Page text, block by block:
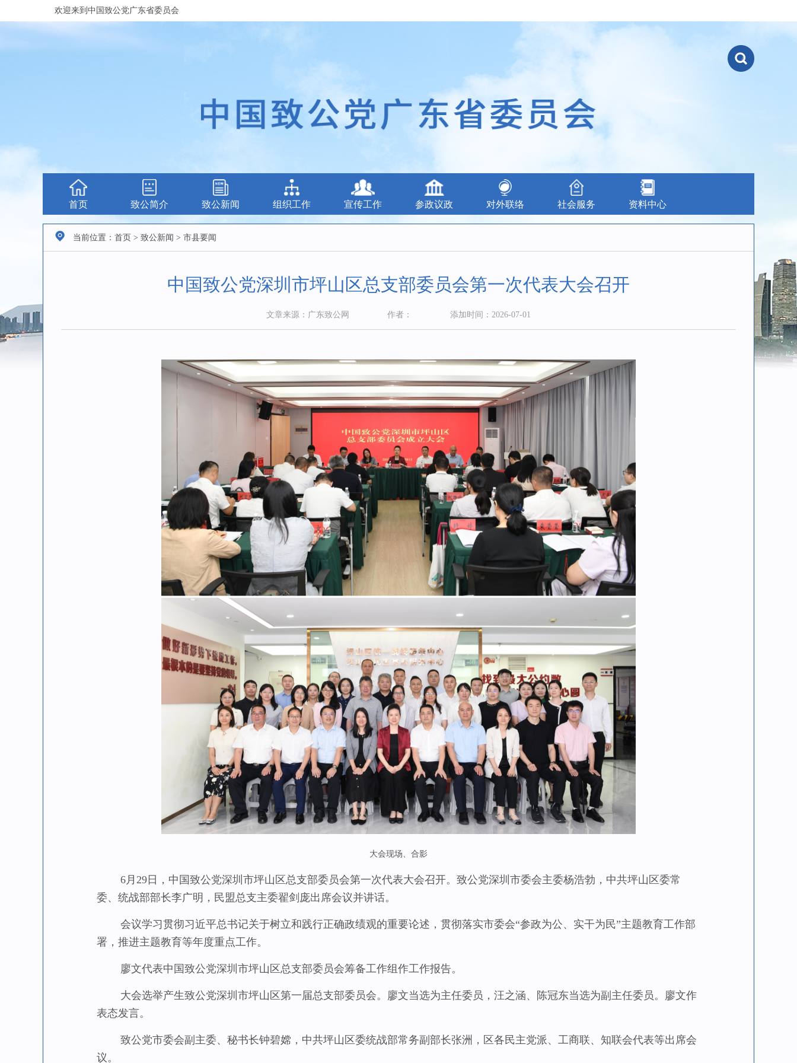
欢迎来到中国致公党广东省委员会
首页 致公简介 致公新闻 组织工作 宣传工作 参政议政 对外联络 社会服务 资料中心
当前位置：首页 > 致公新闻 > 市县要闻
中国致公党深圳市坪山区总支部委员会第一次代表大会召开
文章来源：广东致公网 作者： 添加时间：2026-07-01
大会现场、合影
6月29日，中国致公党深圳市坪山区总支部委员会第一次代表大会召开。致公党深圳市委会主委杨浩勃，中共坪山区委常
委、统战部部长李广明，民盟总支主委翟剑庞出席会议并讲话。
会议学习贯彻习近平总书记关于树立和践行正确政绩观的重要论述，贯彻落实市委会“参政为公、实干为民”主题教育工作部
署，推进主题教育等年度重点工作。
廖文代表中国致公党深圳市坪山区总支部委员会筹备工作组作工作报告。
大会选举产生致公党深圳市坪山区第一届总支部委员会。廖文当选为主任委员，汪之涵、陈冠东当选为副主任委员。廖文作
表态发言。
致公党市委会副主委、秘书长钟碧嫦，中共坪山区委统战部常务副部长张洲，区各民主党派、工商联、知联会代表等出席会
议。